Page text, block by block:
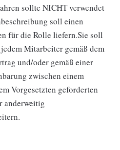
sollte NICHT verwendet
soll einen
für die Rolle liefern.Sie soll
Mitarbeiter gemäß dem
und/oder gemäß einer
zwischen einem
Vorgesetzten geforderten
anderweitig